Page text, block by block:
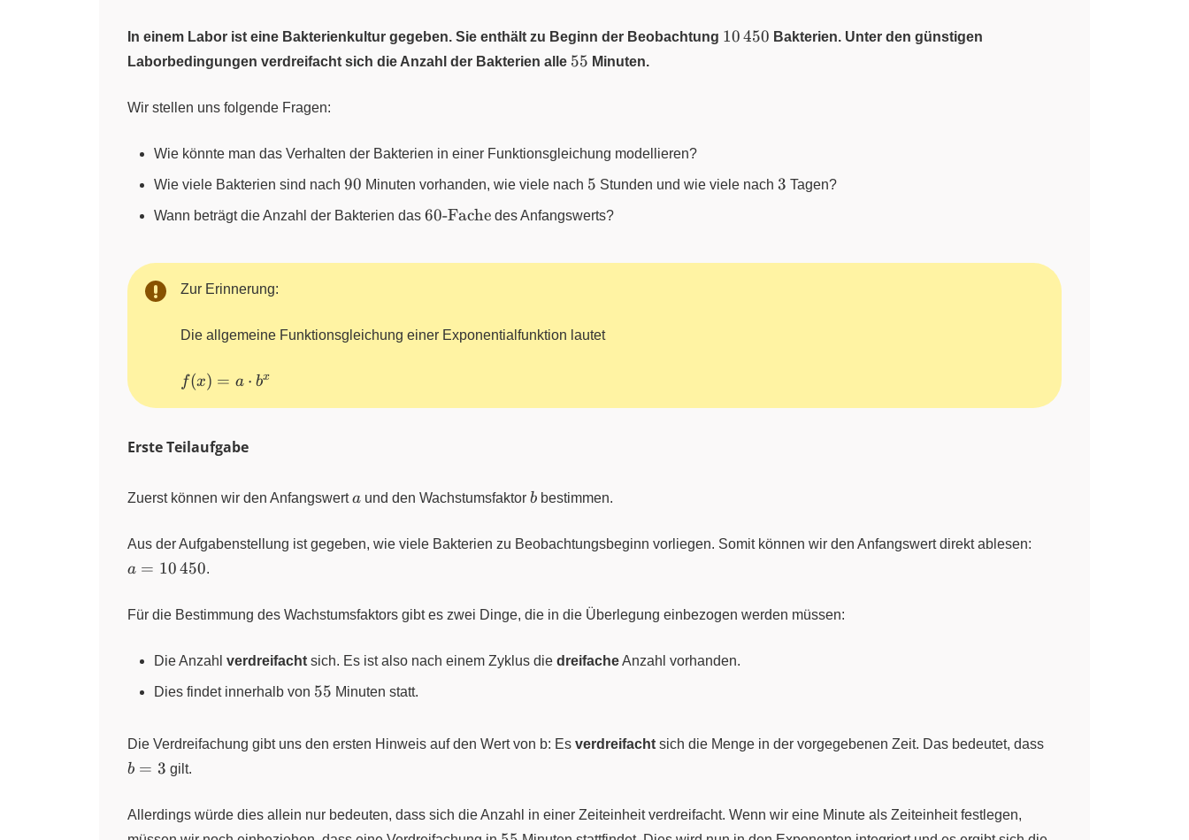
In einem Labor ist eine Bakterienkultur gegeben. Sie enthält zu Beginn der Beobachtung 10\,450
10450 Bakterien. Unter den günstigen
Laborbedingungen verdreifacht sich die Anzahl der Bakterien alle 55
55 Minuten.
Wir stellen uns folgende Fragen:
Wie könnte man das Verhalten der Bakterien in einer Funktionsgleichung modellieren?
Wie viele Bakterien sind nach 90
90 Minuten vorhanden, wie viele nach 5
5 Stunden und wie viele nach 3
3 Tagen?
Wann beträgt die Anzahl der Bakterien das 60
60-Fache des Anfangswerts?
Zur Erinnerung:
Die allgemeine Funktionsgleichung einer Exponentialfunktion lautet
{f(x)=a
f(x) = a ⋅ bx
Erste Teilaufgabe
Zuerst können wir den Anfangswerta
a und den Wachstumsfaktor b
b bestimmen.
Aus der Aufgabenstellung ist gegeben, wie viele Bakterien zu Beobachtungsbeginn vorliegen. Somit können wir den Anfangswert direkt ablesen:
a = 10450.
Für die Bestimmung des Wachstumsfaktors gibt es zwei Dinge, die in die Überlegung einbezogen werden müssen:
Die Anzahl verdreifacht sich. Es ist also nach einem Zyklus die dreifacheAnzahl vorhanden.
Dies findet innerhalb von 55
55 Minuten statt.
Die Verdreifachung gibt uns den ersten Hinweis auf den Wert von b: Es verdreifacht sich die Menge in der vorgegebenen Zeit. Das bedeutet, dass
b = 3 gilt.
Allerdings würde dies allein nur bedeuten, dass sich die Anzahl in einer Zeiteinheit verdreifacht. Wenn wir eine Minute als Zeiteinheit festlegen,